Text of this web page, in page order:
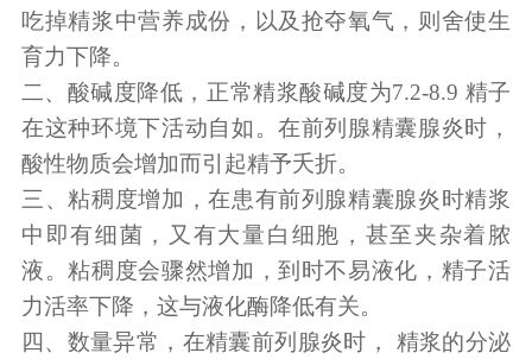
吃掉精浆中营养成份，以及抢夺氧气，则舍使生
育力下降。
二、酸碱度降低，正常精浆酸碱度为7.2-8.9 精子
在这种环境下活动自如。在前列腺精囊腺炎时，
酸性物质会增加而引起精予夭折。
三、粘稠度增加，在患有前列腺精囊腺炎时精浆
中即有细菌，又有大量白细胞，甚至夹杂着脓
液。粘稠度会骤然增加，到时不易液化，精子活
力活率下降，这与液化酶降低有关。
四、数量异常，在精囊前列腺炎时， 精浆的分泌